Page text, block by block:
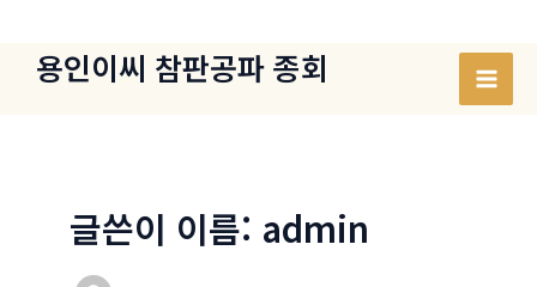
용인이씨 참판공파 종회
Main
글쓴이 이름: admin